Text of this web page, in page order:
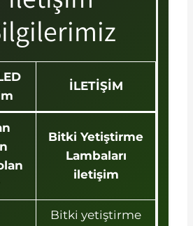
İLETİŞİM
Bitki Yetiştirme
Lambaları
iletişim
Bitki yetiştirme